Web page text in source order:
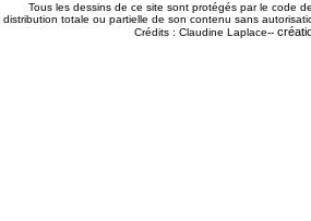
Tous les dessins de ce site sont protégés par le code
totale ou partielle de son contenu sans
Crédits : Claudine Laplace--